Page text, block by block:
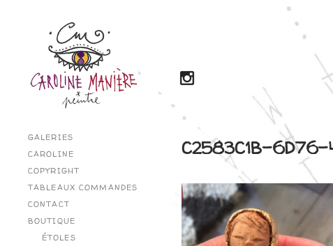
GALERIES
CAROLINE
COPYRIGHT
TABLEAUX COMMANDES
CONTACT
BOUTIQUE
ÉTOLES
C2583C1B-